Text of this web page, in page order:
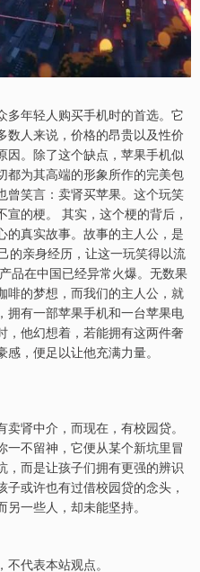
多年轻人购买手机时的首选。它
数人来说，价格的昂贵以及性价
因。除了这个缺点，苹果手机似
都为其高端的形象所作的完美包
曾笑言：卖肾买苹果。这个玩笑
的梗。 其实，这个梗的背后，
的真实故事。故事的主人公，是
的亲身经历，让这一玩笑得以流
品在中国已经异常火爆。无数果
啡的梦想，而我们的主人公，就
拥有一部苹果手机和一台苹果电
，他幻想着，若能拥有这两件奢
，便足以让他充满力量。
肾中介，而现在，有校园贷。
一不留神，它便从某个新坑里冒
，而是让孩子们拥有更强的辨识
或许也有过借校园贷的念头，
一些人，却未能坚持。
代表本站观点。